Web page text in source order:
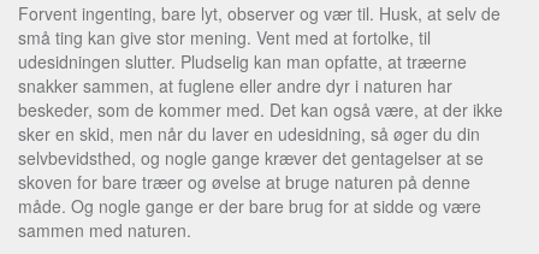
Forvent ingenting, bare lyt, observer og vær til. Husk, at selv de
små ting kan give stor mening. Vent med at fortolke, til
udesidningen slutter. Pludselig kan man opfatte, at træerne
snakker sammen, at fuglene eller andre dyr i naturen har
beskeder, som de kommer med. Det kan også være, at der ikke
sker en skid, men når du laver en udesidning, så øger du din
selvbevidsthed, og nogle gange kræver det gentagelser at se
skoven for bare træer og øvelse at bruge naturen på denne
måde. Og nogle gange er der bare brug for at sidde og være
sammen med naturen.